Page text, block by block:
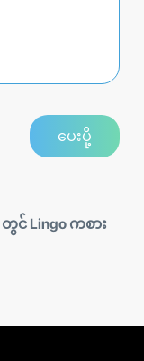
တွင် Lingo ကစား